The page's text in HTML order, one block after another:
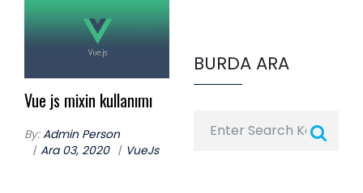
Vue js mixin kullanımı
By:Admin Person
Ara 03, 2020
VueJs
BURDA ARA